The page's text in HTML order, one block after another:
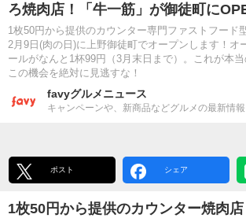
ろ焼肉店！「牛一筋」が御徒町に
1枚50円から提供のカウンター専門ファストフード
2月9日(肉の日)に上野御徒町でオープンします！オ
ールがなんと1杯99円（3月末日まで）。これが本当
この機会を絶対に見逃すな！
favyグルメニュース
キャンペーンや、新商品などグルメの最新情報
ポスト シェア
1枚50円から提供のカウンター焼肉